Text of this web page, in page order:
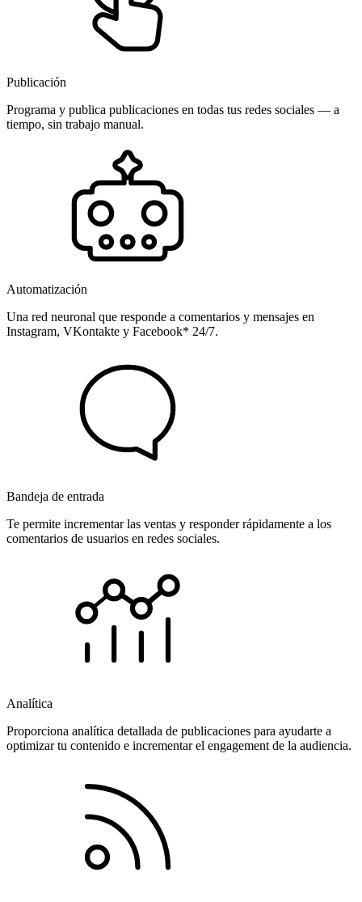
Publicación
Programa y publica publicaciones en todas tus redes sociales — a
tiempo, sin trabajo manual.
Automatización
Una red neuronal que responde a comentarios y mensajes en
Instagram, VKontakte y Facebook* 24/7.
Bandeja de entrada
Te permite incrementar las ventas y responder rápidamente a los
comentarios de usuarios en redes sociales.
Analítica
Proporciona analítica detallada de publicaciones para ayudarte a
optimizar tu contenido e incrementar el engagement de la audiencia.